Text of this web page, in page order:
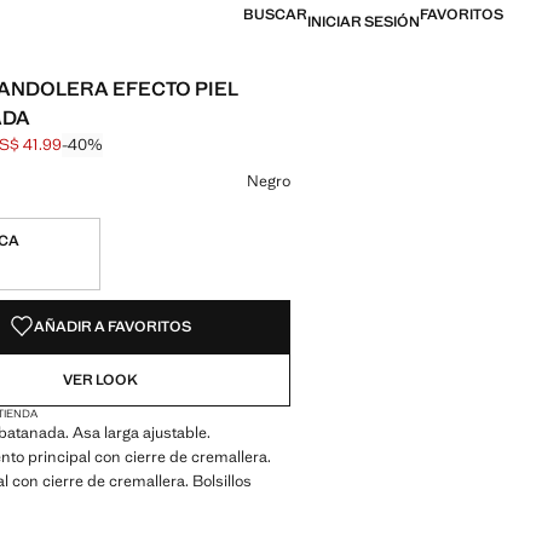
BUSCARINICIAR SESIÓNFAVORITOS
EFECTO PIEL
[US$ 69.99 ]
[US$ 41.99 ]
41.99-40%
color
Negro
AÑADIR A FAVORITOS
VER LOOK
Asa larga ajustable.
principal con cierre de cremallera.
con cierre de cremallera. Bolsillos